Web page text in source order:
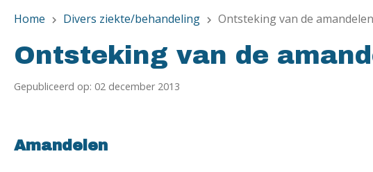
Home chevron_right Divers ziekte/behandeling chevron_right Ontsteking van de amandelen
Ontsteking van de
Gepubliceerd op: 02 december 2013
Amandelen